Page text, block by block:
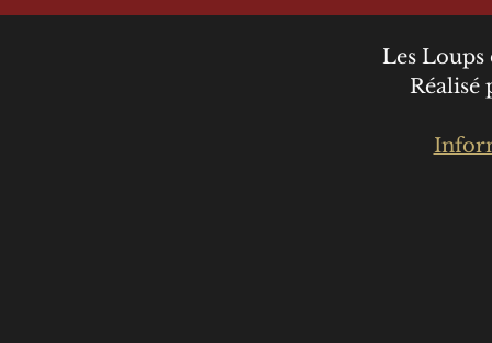
Les
Réalisé